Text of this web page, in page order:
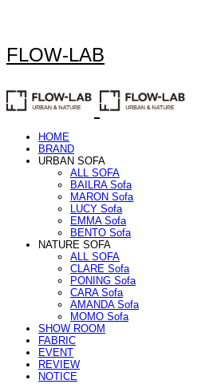
FLOW-LAB
HOME
BRAND
URBAN SOFA
ALL SOFA
BAILRA Sofa
MARON Sofa
LUCY Sofa
EMMA Sofa
BENTO Sofa
NATURE SOFA
ALL SOFA
CLARE Sofa
PONING Sofa
CARA Sofa
AMANDA Sofa
MOMO Sofa
SHOW ROOM
FABRIC
EVENT
REVIEW
NOTICE